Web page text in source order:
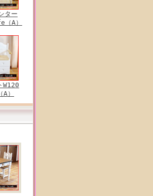
ター
A）
W120
）